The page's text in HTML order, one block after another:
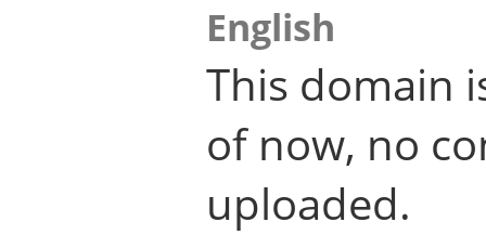
English
This domain
of now, no
uploaded.